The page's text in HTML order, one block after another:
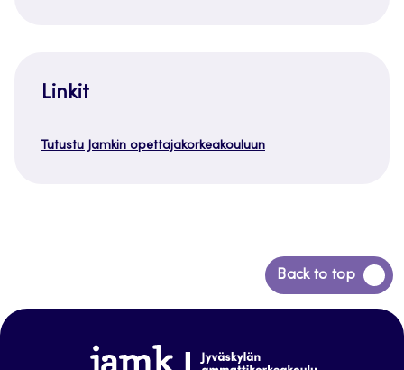
Linkit
Tutustu Jamkin opettajakorkeakouluun
Back to top
Siirry
takaisin
www.jamk.fi